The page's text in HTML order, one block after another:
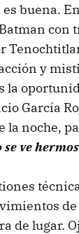
buena.
con
y
la
García
la noche,
ve
de
de lugar.